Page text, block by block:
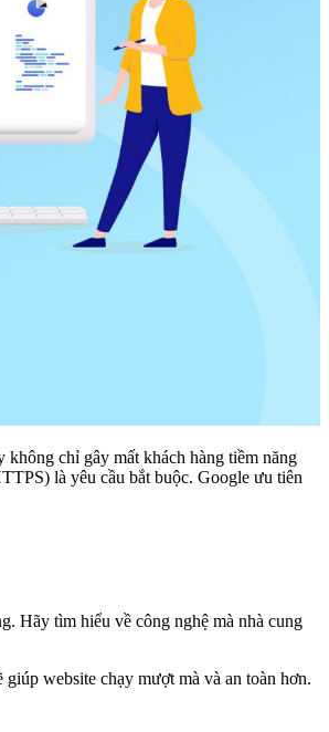
chỉ gây mất khách hàng tiềm năng
là yêu cầu bắt buộc. Google ưu tiên
Hãy tìm hiểu về công nghệ mà nhà cung
website chạy mượt mà và an toàn hơn.